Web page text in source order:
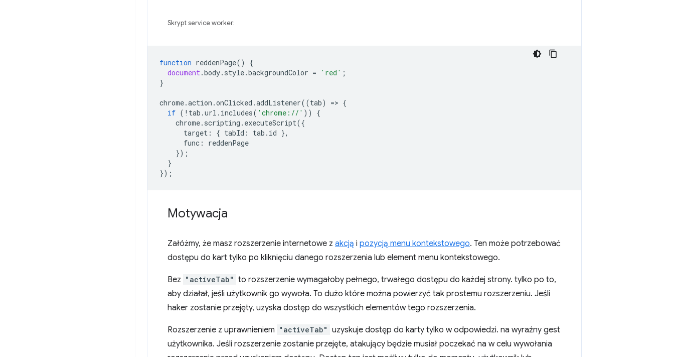
Skrypt service worker:
function reddenPage()
{
document.body. style.backgroundColor = 'red' ;
}
chrome.action .onClicked .addListener((tab) => {
if ( ! tab .url . includes( 'chrome://' ))
{
chrome. scripting . executeScript({
target : { tabId : tab . id },
func :
reddenPage
});
}
});
Motywacja
Załóżmy, że masz rozszerzenie internetowe z akcją i pozycją menu kontekstowego. Ten może potrzebować
dostępu do kart tylko po kliknięciu danego rozszerzenia lub element menu kontekstowego.
Bez "activeTab" to rozszerzenie wymagałoby pełnego, trwałego dostępu do każdej strony. tylko po to,
aby działał, jeśli użytkownik go wywoła. To dużo które można powierzyć tak prostemu rozszerzeniu. Jeśli
haker zostanie przejęty, uzyska dostęp do wszystkich elementów tego rozszerzenia.
Rozszerzenie z uprawnieniem "activeTab" uzyskuje dostęp do karty tylko w odpowiedzi. na wyraźny gest
użytkownika. Jeśli rozszerzenie zostanie przejęte, atakujący będzie musiał poczekać na w celu wywołania